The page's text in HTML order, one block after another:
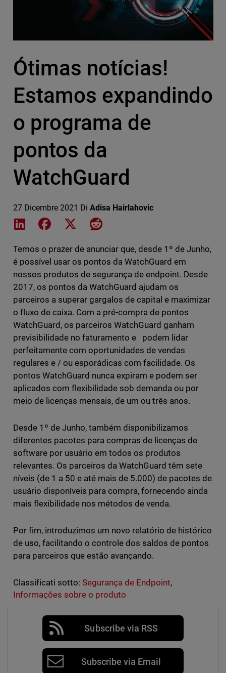
Ótimas notícias!
Estamos expandindo
o programa de
pontos da
WatchGuard
27 Dicembre 2021 Di Adisa Hairlahovic
Share on LinkedIn
Share on Facebook
Share on XShare on Reddit
Temos o prazer de anunciar que, desde 1º de Junho,
é possível usar os pontos da WatchGuard em
nossos produtos de segurança de endpoint. Desde
2017, os pontos da WatchGuard ajudam os
parceiros a superar gargalos de capital e maximizar
o fluxo de caixa. Com a pré-compra de pontos
WatchGuard, os parceiros WatchGuard ganham
previsibilidade no faturamento e podem lidar
perfeitamente com oportunidades de vendas
regulares e / ou esporádicas com facilidade. Os
pontos WatchGuard nunca expiram e podem ser
aplicados com flexibilidade sob demanda ou por
meio de licenças mensais, de um ou três anos.
Desde 1º de Junho, também disponibilizamos
diferentes pacotes para compras de licenças de
software por usuário em todos os produtos
relevantes. Os parceiros da WatchGuard têm sete
níveis (de 1 a 50 e até mais de 5.000) de pacotes de
usuário disponíveis para compra, fornecendo ainda
mais flexibilidade nos métodos de venda.
Por fim, introduzimos um novo relatório de histórico
de uso, facilitando o controle dos saldos de pontos
para parceiros que estão avançando.
Classificati sotto: Segurança de Endpoint,
Informações sobre o produto
Subscribe via RSS
Subscribe via Email